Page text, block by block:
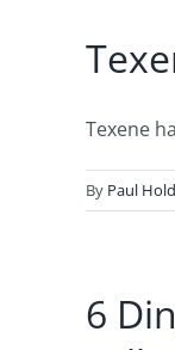
Texene
By Paul
6